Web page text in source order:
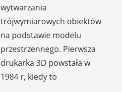
wytwarzania
trójwymiarowych obiektów
na podstawie modelu
przestrzennego. Pierwsza
drukarka 3D powstała w
1984 r, kiedy to